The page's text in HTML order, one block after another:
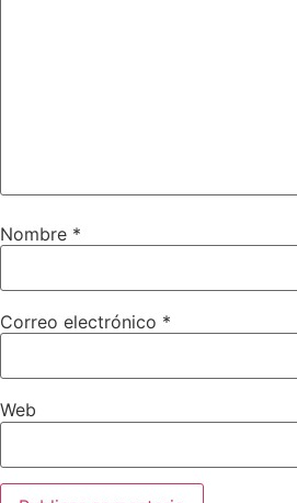
Nombre *
Correo electrónico *
Web